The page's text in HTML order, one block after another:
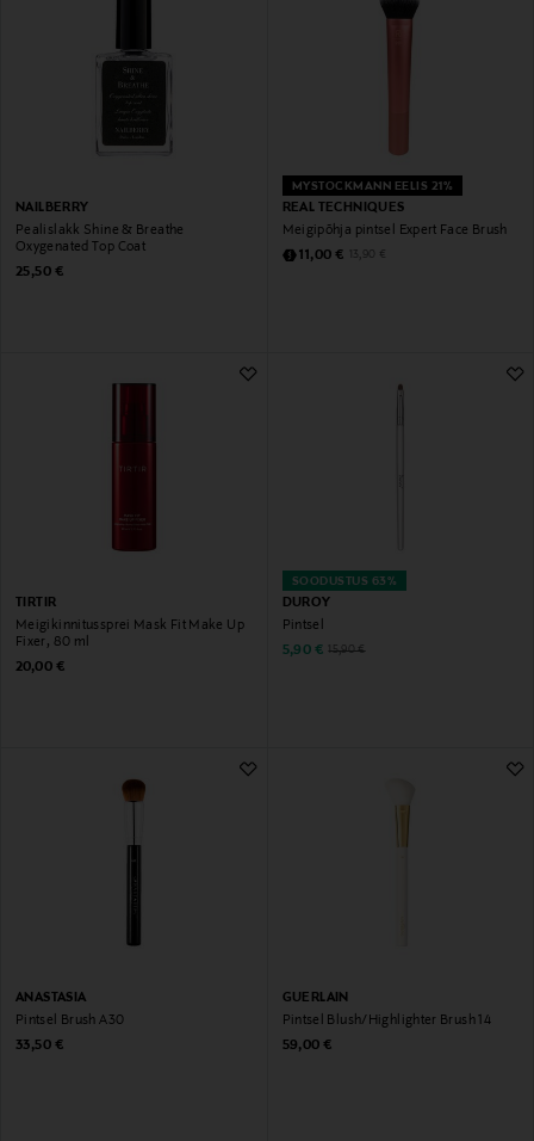
NAILBERRY
Pealislakk Shine & Breathe
Oxygenated Top Coat
Original Price
25,50 €
MYSTOCKMANN EELIS 21%
REAL TECHNIQUES
Meigipõhja pintsel Expert Face Brush
Discounted Price
11,00 € Original Price
13,90 €
TIRTIR
Meigikinnitussprei Mask Fit Make Up
Fixer, 80 ml
Original Price
20,00 €
SOODUSTUS 63%
DUROY
Pintsel
Discounted Price
5,90 € Original Price
15,90 €
ANASTASIA
Pintsel Brush A30
Original Price
33,50 €
GUERLAIN
Pintsel Blush/Highlighter Brush 14
Original Price
59,00 €